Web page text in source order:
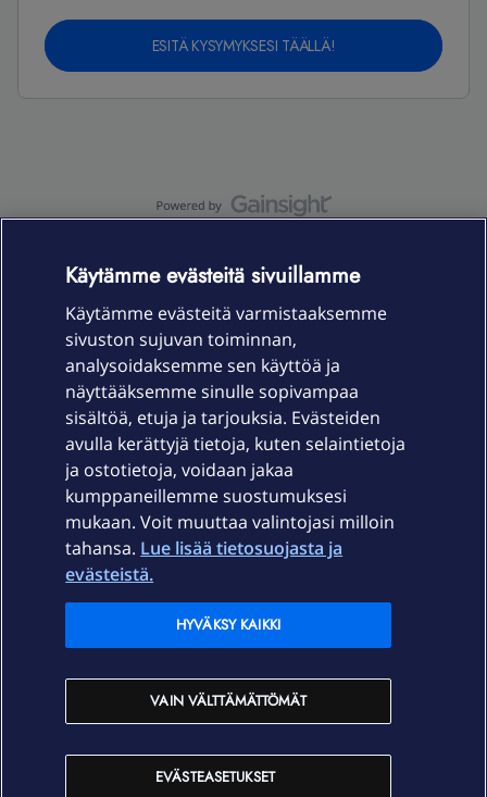
ESITÄ KYSYMYKSESI TÄÄLLÄ!
Laitteet & liittymät
Palvelut
Ajankohtaista
Elisa Oyj
In English
Käytämme evästeitä sivuillamme
Käytämme evästeitä varmistaaksemme
sivuston sujuvan toiminnan,
analysoidaksemme sen käyttöä ja
näyttääksemme sinulle sopivampaa
sisältöä, etuja ja tarjouksia. Evästeiden
avulla kerättyjä tietoja, kuten selaintietoja
ja ostotietoja, voidaan jakaa
kumppaneillemme suostumuksesi
mukaan. Voit muuttaa valintojasi milloin
tahansa. Lue lisää tietosuojasta ja
evästeistä.
EVÄSTEASETUKSET
VAIN VÄLTTÄMÄTTÖMÄT
HYVÄKSY KAIKKI